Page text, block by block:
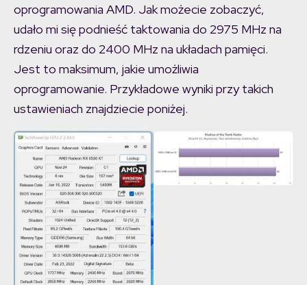
oprogramowania AMD. Jak możecie zobaczyć,
udało mi się podnieść taktowania do 2975 MHz na
rdzeniu oraz do 2400 MHz na układach pamięci.
Jest to maksimum, jakie umożliwia
oprogramowanie. Przykładowe wyniki przy takich
ustawieniach znajdziecie poniżej.